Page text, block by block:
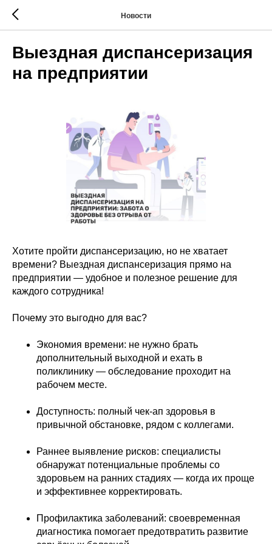
Новости
Выездная диспансеризация
на предприятии
Хотите пройти диспансеризацию, но не хватает
времени? Выездная диспансеризация прямо на
предприятии — удобное и полезное решение для
каждого сотрудника!
Почему это выгодно для вас?
Экономия времени: не нужно брать
дополнительный выходной и ехать в
поликлинику — обследование проходит на
рабочем месте.
Доступность: полный чек‑ап здоровья в
привычной обстановке, рядом с коллегами.
Раннее выявление рисков: специалисты
обнаружат потенциальные проблемы со
здоровьем на ранних стадиях — когда их проще
и эффективнее корректировать.
Профилактика заболеваний: своевременная
диагностика помогает предотвратить развитие